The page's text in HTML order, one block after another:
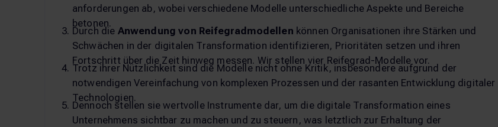
anforderungen ab, wobei verschiedene Modelle unterschiedliche Aspekte und Bereiche
betonen.
Durch die Anwendung von Reifegradmodellen können Organisationen ihre Stärken und
Schwächen in der digitalen Transformation identifizieren, Prioritäten setzen und ihren
Fortschritt über die Zeit hinweg messen. Wir stellen vier Reifegrad-Modelle vor.
Trotz ihrer Nützlichkeit sind die Modelle nicht ohne Kritik, insbesondere aufgrund der
notwendigen Vereinfachung von komplexen Prozessen und der rasanten Entwicklung digitaler
Technologien.
Dennoch stellen sie wertvolle Instrumente dar, um die digitale Transformation eines
Unternehmens sichtbar zu machen und zu steuern, was letztlich zur Erhaltung der